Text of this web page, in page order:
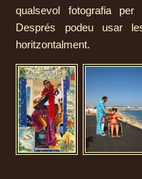
qualsevol fotografia
Després podeu usar
horitzontalment.